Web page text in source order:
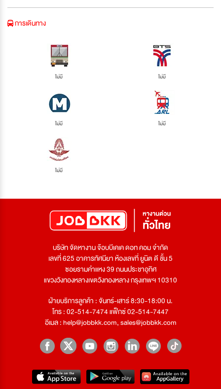
การเดินทาง
ไม่มี ไม่มี
ไม่มี ไม่มี
ไม่มี
บริษัท จัดหางาน จ๊อบบีเคเค ดอท คอม จำกัด
เลขที่ 625 อาคารทัศนียา ห้องเลขที่ ยูนิต ดี ชั้น 5
ซอยรามคำแหง 39 ถนนประชาอุทิศ
แขวงวังทองหลางเขตวังทองหลาง กรุงเทพฯ 10310
ฝ่ายบริการลูกค้า : จันทร์-เสาร์ 8:30-18:00 น.
โทร : 02-514-7474 แฟ็กซ์ 02-514-7447
อีเมล :help@jobbkk.com,sales@jobbkk.com